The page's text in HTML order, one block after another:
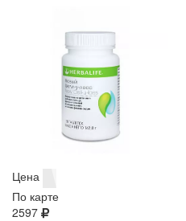
Цена
По карте
2597